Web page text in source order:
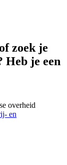
zoek je
Heb je een
overheid
en